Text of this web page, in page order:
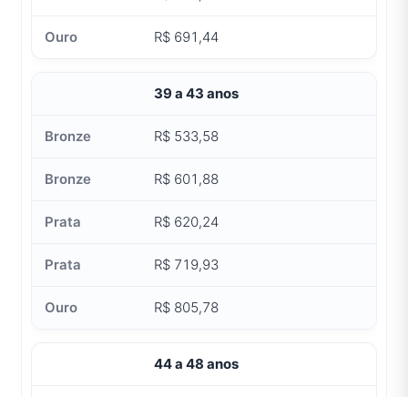
R$ 691,44
39 a 43 anos
R$ 533,58
R$ 601,88
R$ 620,24
R$ 719,93
R$ 805,78
44 a 48 anos